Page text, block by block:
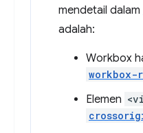
mendetail dalam
adalah:
Workbox
workbox-
Elemen